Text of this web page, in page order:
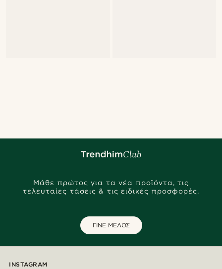
Μάθε πρώτος για τα νέα προϊόντα, τις
τελευταίες τάσεις & τις ειδικές προσφορές.
ΓΙΝΕ ΜΕΛΟΣ
INSTAGRAM